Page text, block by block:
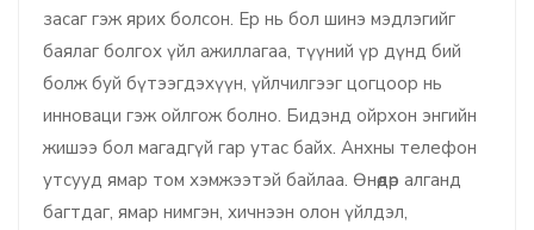
засаг гэж ярих болсон. Ер нь бол шинэ мэдлэгийг
баялаг болгох үйл ажиллагаа, түүний үр дүнд бий
болж буй бүтээгдэхүүн, үйлчилгээг цогцоор нь
инноваци гэж ойлгож болно. Бидэнд ойрхон энгийн
жишээ бол магадгүй гар утас байх. Анхны телефон
утсууд ямар том хэмжээтэй байлаа. Өнөөдөр алганд
багтдаг, ямар нимгэн, хичнээн олон үйлдэл,